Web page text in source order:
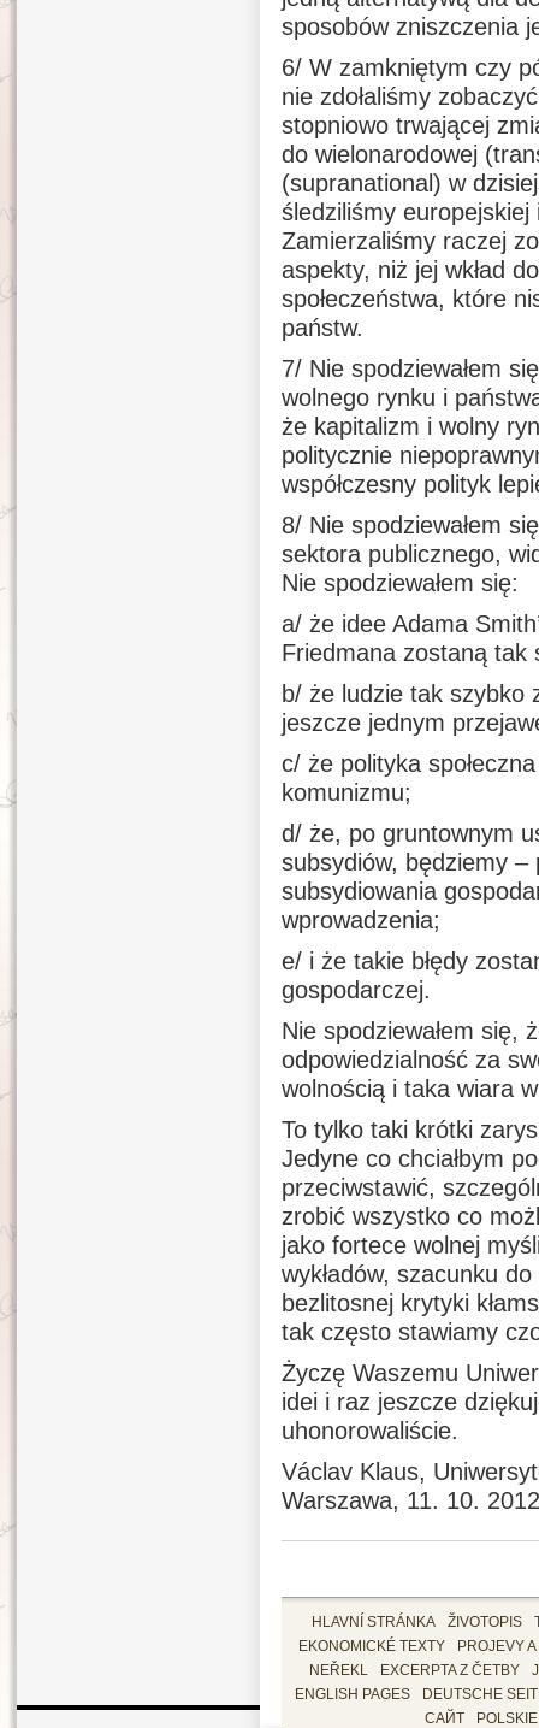
sposobów zniszczenia
6/ W zamkniętym czy
nie zdołaliśmy
stopniowo trwającej
do wielonarodowej
(supranational) w
śledziliśmy
Zamierzaliśmy raczej
aspekty, niż jej wkład
społeczeństwa, które
państw.
7/ Nie spodziewałem
wolnego rynku i
że kapitalizm i wolny
politycznie
współczesny polityk
8/ Nie spodziewałem
sektora publicznego,
Nie spodziewałem się:
a/ że idee Adama
Friedmana zostaną tak
b/ że ludzie tak szybko
jeszcze jednym
c/ że polityka
komunizmu;
d/ że, po gruntownym
subsydiów, będziemy
subsydiowania
wprowadzenia;
e/ i że takie błędy
gospodarczej.
Nie spodziewałem się,
odpowiedzialność za
wolnością i taka wiara
To tylko taki krótki
Jedyne co chciałbym
przeciwstawić,
zrobić wszystko co
jako fortece wolnej
wykładów, szacunku
bezlitosnej krytyki
tak często stawiamy
Życzę Waszemu
idei i raz jeszcze
uhonorowaliście.
Václav Klaus,
Warszawa, 11. 10. 2012
HLAVNÍ STRÁNKA ŽIVOTOPIS
EKONOMICKÉ TEXTY
PROJEVY
NEŘEKL
EXCERPTA Z ČETBY
ENGLISH PAGES
DEUTSCHE
САЙТ